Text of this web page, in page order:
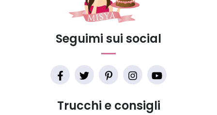
Trucchi e consigli
Seguimi sui social